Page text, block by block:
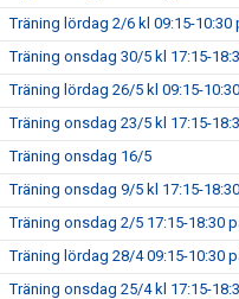
Träning lördag 2/6 kl 09:15-10:30
Träning onsdag 30/5 kl 17:15-
Träning lördag 26/5 kl 09:15-
Träning onsdag 23/5 kl 17:15-
Träning onsdag 16/5
Träning onsdag 9/5 kl 17:15-
Träning onsdag 2/5 17:15-18:30
Träning lördag 28/4 09:15-10:30
Träning onsdag 25/4 kl 17:15-